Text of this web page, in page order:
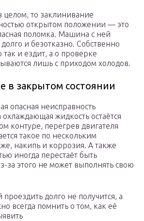
целом, то заклинивание
открытом положении — это
поломка. Машина с ней
и безотказно. Собственно
так и ездит, а о проверке
лишь с приходом холодов.
в закрытом состоянии
опасная неисправность
охлаждающая жидкость остаётся
контуре, перегрев двигателя
такое по нескольким
накипь и коррозия. А также
иногда перестаёт быть
за этого не может выполнять свою
долго не получится, а
всегда помнить о том, как её